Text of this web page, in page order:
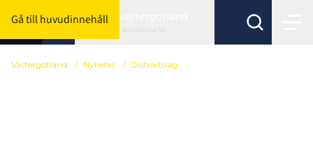
Gå till huvudinnehåll
Byt förbund här
Västergötland / Nyheter / Distriktslag